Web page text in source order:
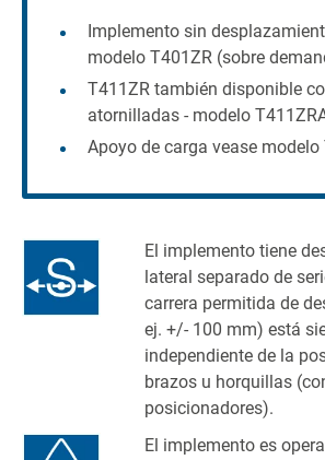
Implemento sin
modelo T401ZR (sobre
T411ZR también disponible
atornilladas - modelo
Apoyo de carga vease modelo
El implemento tiene
lateral separado de
carrera permitida de
ej. +/- 100 mm) está
independiente de la
brazos u horquillas
posicionadores).
El implemento es